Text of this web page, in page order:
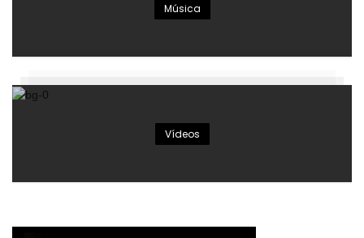
Música
Vídeos